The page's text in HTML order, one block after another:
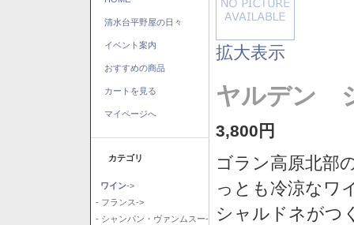
清水台平野屋の日々
イベント案内
おすすめの商品
カートを見る
マイページへ
カテゴリ
ワイン->
- フランス->
- シャンパン・ヴァンムスー-
拡大表示
ヤルデン
3,800円
ゴラン高原北部
っとも冷涼なワ
シャルドネがつ